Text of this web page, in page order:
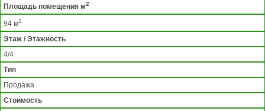
Площадь помещения м2
94 м2
Этаж / Этажность
4/4
Тип
Продажа
Стоимость